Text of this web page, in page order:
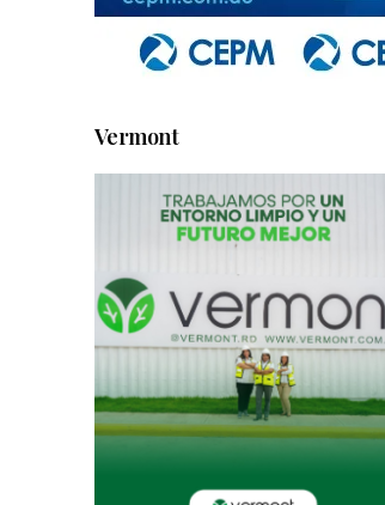
Vermont